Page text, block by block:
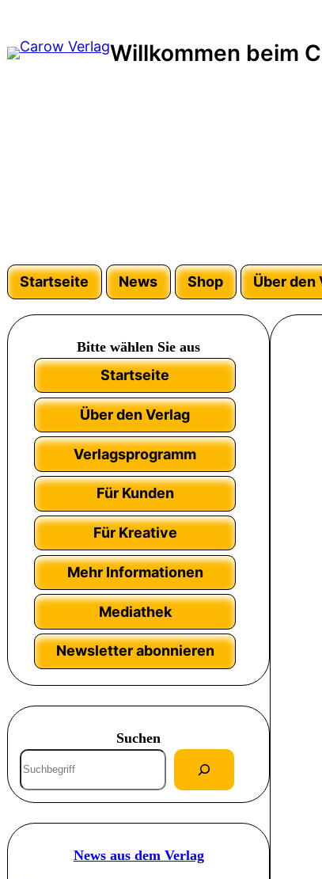
Inhalt
springen
Willkommen beim
Startseite News Shop Über den
Bitte wählen Sie aus
Startseite
Über den Verlag
Verlagsprogramm
Für Kunden
Für Kreative
Mehr Informationen
Mediathek
Newsletter abonnieren
Suchen
S
u
c
h
News aus dem Verlag